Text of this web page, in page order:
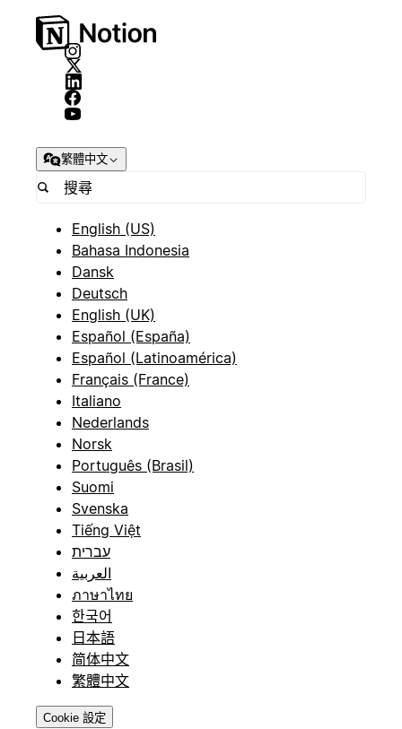
繁體中文
English (US)
Bahasa Indonesia
Dansk
Deutsch
English (UK)
Español (España)
Español (Latinoamérica)
Français (France)
Italiano
Nederlands
Norsk
Português (Brasil)
Suomi
Svenska
Tiếng Việt
עברית
العربية
ภาษาไทย
한국어
日本語
简体中文
繁體中文
Cookie 設定